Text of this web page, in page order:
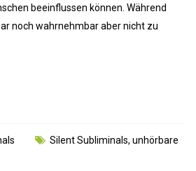
beeinflussen können. Während
noch wahrnehmbar aber nicht zu
Silent Subliminals, unhörbare